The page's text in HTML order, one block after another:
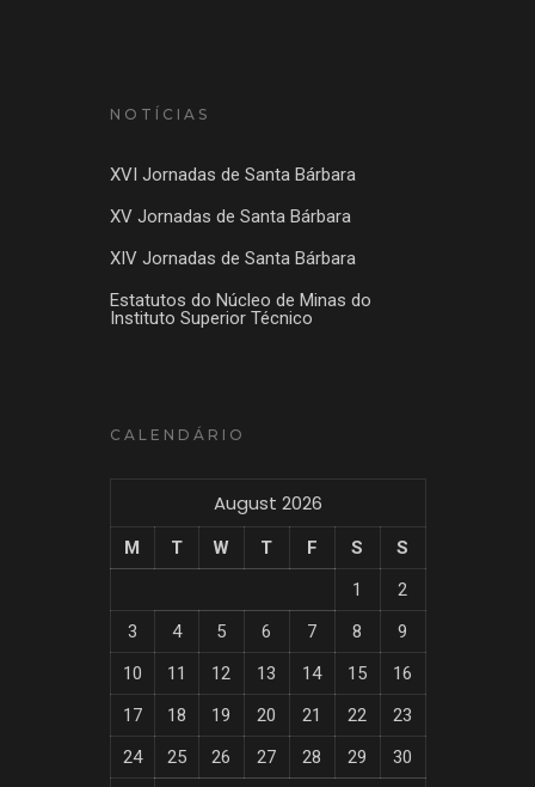
NOTÍCIAS
XVI Jornadas de Santa Bárbara
XV Jornadas de Santa Bárbara
XIV Jornadas de Santa Bárbara
Estatutos do Núcleo de Minas do
Instituto Superior Técnico
CALENDÁRIO
August 2026
M T W T F S
S
1
2
3
4 5 6 7 8
9
10
11 12 13 14 15
16
17
18 19 20 21 22
23
24
25 26 27 28 29 30